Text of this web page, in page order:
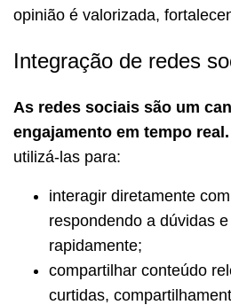
opinião é valorizada,
Integração de redes
As redes sociais são um
engajamento em tempo real.
utilizá-las para:
interagir diretamente
respondendo a dúvidas
rapidamente;
compartilhar conteúdo
curtidas,